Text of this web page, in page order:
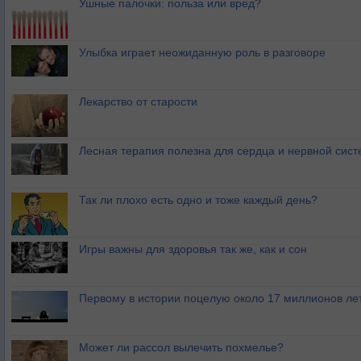
Ушные палочки: польза или вред?
Улыбка играет неожиданную роль в разговоре
Лекарство от старости
Лесная терапия полезна для сердца и нервной
Так ли плохо есть одно и тоже каждый день?
Игры важны для здоровья так же, как и сон
Первому в истории поцелую около 17 миллионов
Может ли рассол вылечить похмелье?